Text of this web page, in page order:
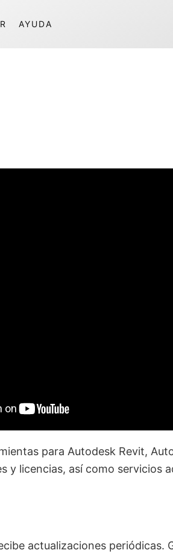
AYUDA
para Autodesk Revit,
y licencias, así como servicios
actualizaciones periódicas.